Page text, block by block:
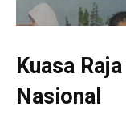
Kuasa
Nasional